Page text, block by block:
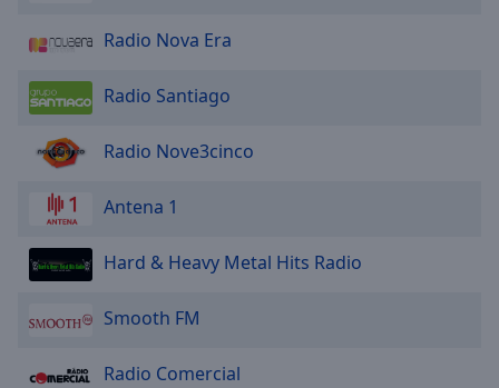
Radio Nova Era
Radio Santiago
Radio Nove3cinco
Antena 1
Hard & Heavy Metal Hits Radio
Smooth FM
Radio Comercial